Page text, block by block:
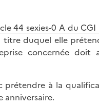
44 sexies-0 A du CGI
titre duquel elle
concernée doit
prétendre à la
anniversaire.